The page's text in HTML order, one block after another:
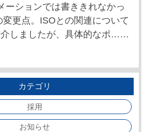
ーションでは書ききれなかっ
更点。ISOとの関連について
しましたが、具体的なポ……
カテゴリ
採用
お知らせ